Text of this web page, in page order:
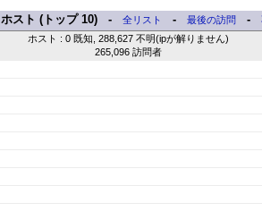
ホスト (トップ 10) - 全リスト - 最後の訪問 -
ホスト : 0 既知, 288,627 不明(ipが解りません)
265,096 訪問者